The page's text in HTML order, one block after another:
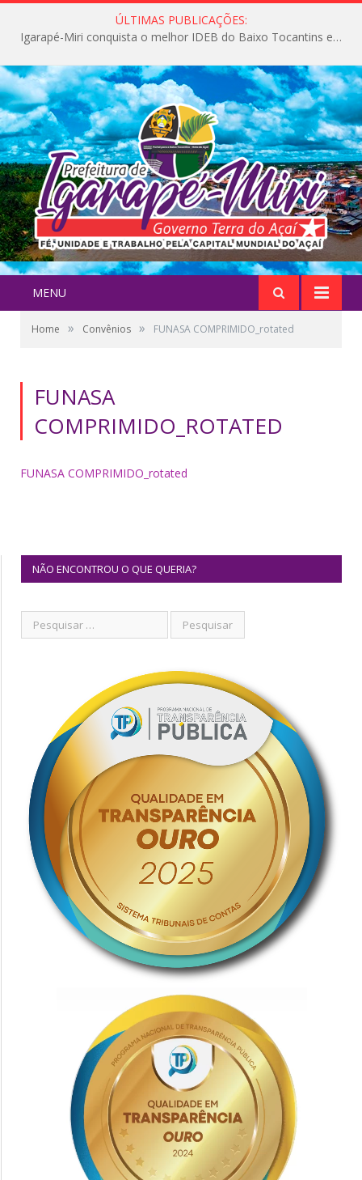
ÚLTIMAS PUBLICAÇÕES:
Igarapé-Miri conquista o melhor IDEB do Baixo Tocantins e avança na qualidade da educação pública
MENU
Home » Convênios » FUNASA COMPRIMIDO_rotated
FUNASA
COMPRIMIDO_ROTATED
FUNASA COMPRIMIDO_rotated
NÃO ENCONTROU O QUE QUERIA?